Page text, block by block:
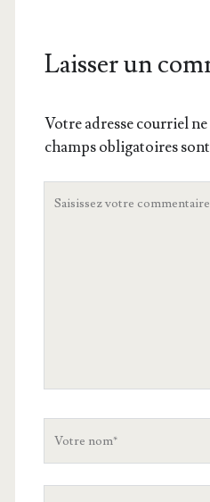
Laisser un
Votre adresse courriel ne
champs obligatoires